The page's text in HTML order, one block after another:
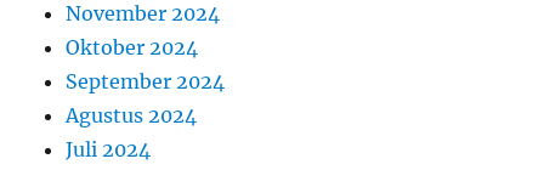
November 2024
Oktober 2024
September 2024
Agustus 2024
Juli 2024